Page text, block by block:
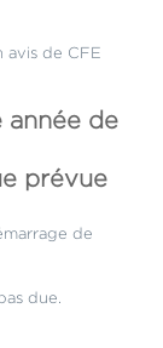
avis de CFE
année de
prévue
de
due.